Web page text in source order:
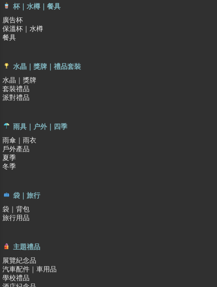
杯｜水樽｜餐具
廣告杯
保溫杯｜水樽
餐具
水晶｜獎牌｜禮品套裝
水晶｜獎牌
套裝禮品
派對禮品
雨具｜户外｜四季
雨傘｜雨衣
戶外產品
夏季
冬季
袋｜旅行
袋｜背包
旅行用品
主題禮品
展覽紀念品
汽車配件｜車用品
學校禮品